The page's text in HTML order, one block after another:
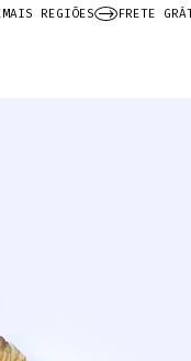
REGIÕES